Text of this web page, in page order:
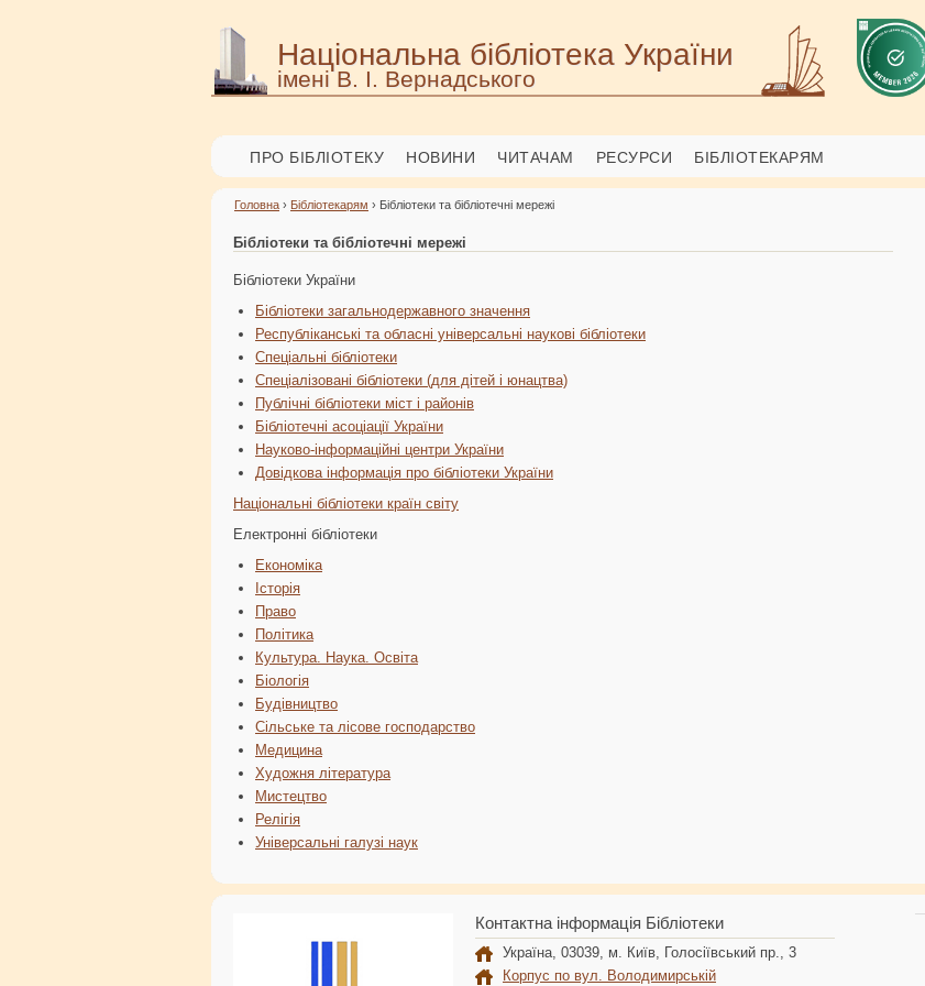
Національна бібліотека України
імені В. І. Вернадського
ПРО БІБЛІОТЕКУ НОВИНИ ЧИТАЧАМ РЕСУРСИ БІБЛІОТЕКАРЯМ
Головна › Бібліотекарям › Бібліотеки та бібліотечні мережі
Бібліотеки та бібліотечні мережі
Бібліотеки України
sessoconiglio.com
pornobaleia.net
pornolagosta.com
pornoguaxinim.org
Бібліотеки загальнодержавного значення
Республіканські та обласні універсальні наукові бібліотеки
Спеціальні бібліотеки
Спеціалізовані бібліотеки (для дітей і юнацтва)
Публічні бібліотеки міст і районів
Бібліотечні асоціації України
Науково-інформаційні центри України
Довідкова інформація про бібліотеки України
Національні бібліотеки країн світу
Електронні бібліотеки
Економіка
Історія
Право
Політика
Культура. Наука. Освіта
Біологія
Будівництво
Сільське та лісове господарство
Медицина
Художня література
Мистецтво
Релігія
Універсальні галузі наук
Контактна інформація Бібліотеки
Україна, 03039, м. Київ, Голосіївський пр., 3
Корпус по вул. Володимирській